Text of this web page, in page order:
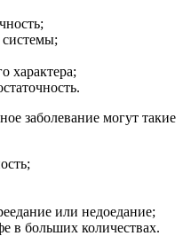
системы;
характера;
заболевание могут такие
или недоедание;
в больших количествах.